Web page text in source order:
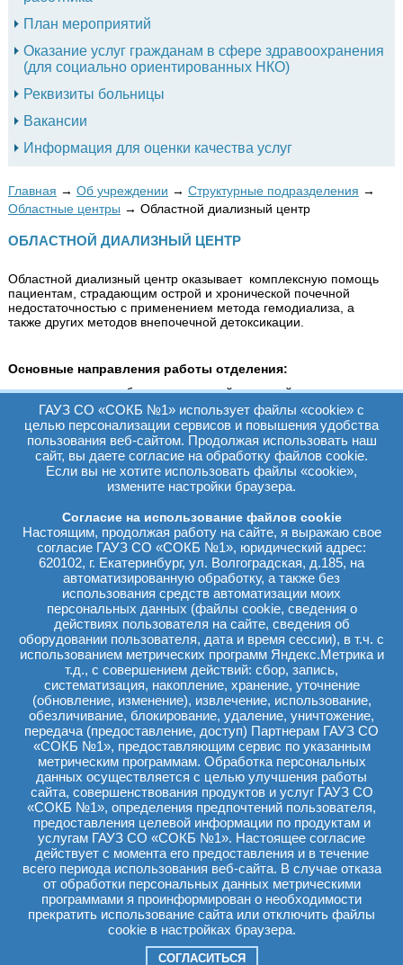
План мероприятий
Оказание услуг гражданам в сфере здравоохранения
(для социально ориентированных НКО)
Реквизиты больницы
Вакансии
Информация для оценки качества услуг
Главная → Об учреждении → Структурные подразделения →
Областные центры → Областной диализный центр
ОБЛАСТНОЙ ДИАЛИЗНЫЙ ЦЕНТР
Областной диализный центр оказывает комплексную помощь
пациентам, страдающим острой и хронической почечной
недостаточностью с применением метода гемодиализа, а
также других методов внепочечной детоксикации.
Основные направления работы отделения:
- оказание помощи больным с острой почечной
недостаточностью в экстренном порядке до нормализации
функции почки;
- оказание помощи пациентам с хронической почечной
недостаточностью - продолжительный долгосрочный
поддерживающий гемодиализ;
- перитонеальный диализ, позволяющий пациентам в
домашних амбулаторных условиях проводить комплекс
процедур и приходить в больницу для мониторинга и контроля
только раз в месяц;
- подготовка больных к операции трансплантации донорской
С 1990 года в СОКБ № 1 выполнено 354 операции
аллотрансплантации почки.
В Свердловской области на сегодняшний день создана сеть
отделений диализа, их сейчас 11. Главная цель - максимально
приблизить технологию замещения к месту проживания
пациента, достичь наиболее полной его социальной и частично
- трудовой реабилитации. Свердловская область по технологии
гемодиализа и заместительным технологиям лечения
терминальной почечной недостаточности находится в тройке
лидеров.
Продолжительность жизни людей на заместительной
терапии выросла до 25-30 лет.
Пациенты, посещая гемодиализ 156 раз в году,
приспособили свою жизнь к этому графику, и многие (27-
30 %) успешно трудятся. Кроме того, пациентки
отделения диализаначали рожать, и рожать здоровых
детей!
Политика обработки персональных данных
ГАУЗ СО «СОКБ №1» использует файлы «cookie» с
целью персонализации сервисов и повышения удобства
пользования веб-сайтом. Продолжая использовать наш
сайт, вы даете согласие на обработку файлов cookie.
Если вы не хотите использовать файлы «cookie»,
измените настройки браузера.
Согласие на использование файлов cookie
Настоящим, продолжая работу на сайте, я выражаю свое
согласие ГАУЗ СО «СОКБ №1», юридический адрес:
620102, г. Екатеринбург, ул. Волгоградская, д.185, на
автоматизированную обработку, а также без
использования средств автоматизации моих
персональных данных (файлы cookie, сведения о
действиях пользователя на сайте, сведения об
оборудовании пользователя, дата и время сессии), в т.ч. с
использованием метрических программ Яндекс.Метрика и
т.д., с совершением действий: сбор, запись,
систематизация, накопление, хранение, уточнение
(обновление, изменение), извлечение, использование,
обезличивание, блокирование, удаление, уничтожение,
передача (предоставление, доступ) Партнерам ГАУЗ СО
«СОКБ №1», предоставляющим сервис по указанным
метрическим программам. Обработка персональных
данных осуществляется с целью улучшения работы
сайта, совершенствования продуктов и услуг ГАУЗ СО
«СОКБ №1», определения предпочтений пользователя,
предоставления целевой информации по продуктам и
услугам ГАУЗ СО «СОКБ №1». Настоящее согласие
действует с момента его предоставления и в течение
всего периода использования веб-сайта. В случае отказа
от обработки персональных данных метрическими
программами я проинформирован о необходимости
прекратить использование сайта или отключить файлы
cookie в настройках браузера.
СОГЛАСИТЬСЯ